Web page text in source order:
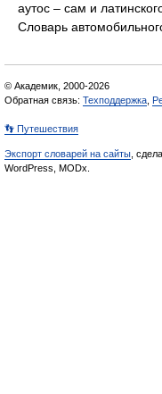
аутос – сам и
Словарь
© Академик, 2000-2026
Обратная связь: Техподдержка
👣 Путешествия
Экспорт словарей на сайты ,
WordPress, MODx.